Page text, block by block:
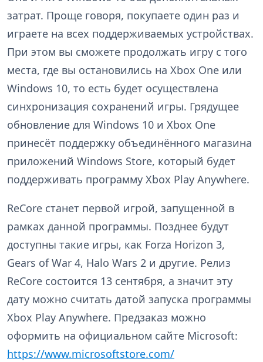
затрат. Проще говоря, покупаете один раз и
играете на всех поддерживаемых устройствах.
При этом вы сможете продолжать игру с того
места, где вы остановились на Xbox One или
Windows 10, то есть будет осуществлена
синхронизация сохранений игры. Грядущее
обновление для Windows 10 и Xbox One
принесёт поддержку объединённого магазина
приложений Windows Store, который будет
поддерживать программу Xbox Play Anywhere.
ReCore станет первой игрой, запущенной в
рамках данной программы. Позднее будут
доступны такие игры, как Forza Horizon 3,
Gears of War 4, Halo Wars 2 и другие. Релиз
ReCore состоится 13 сентября, а значит эту
дату можно считать датой запуска программы
Xbox Play Anywhere. Предзаказ можно
оформить на официальном сайте Microsoft:
https://www.microsoftstore.com/